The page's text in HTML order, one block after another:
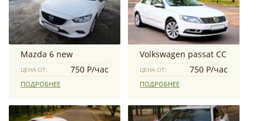
Mazda 6 new
ЦЕНА ОТ: 750 Р/час
ПОДРОБНЕЕ
Volkswagen passat CC
ЦЕНА ОТ: 750 Р/час
ПОДРОБНЕЕ